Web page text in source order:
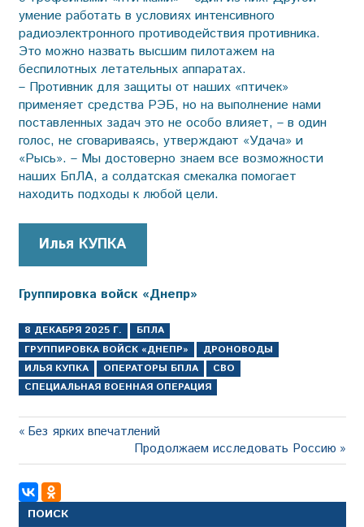
умение работать в условиях интенсивного
радиоэлектронного противодействия противника.
Это можно назвать высшим пилотажем на
беспилотных летательных аппаратах.
– Противник для защиты от наших «птичек»
применяет средства РЭБ, но на выполнение нами
поставленных задач это не особо влияет, – в один
голос, не сговариваясь, утверждают «Удача» и
«Рысь». – Мы достоверно знаем все возможности
наших БпЛА, а солдатская смекалка помогает
находить подходы к любой цели.
Илья КУПКА
Группировка войск «Днепр»
8 ДЕКАБРЯ 2025 Г.
БПЛА
ГРУППИРОВКА ВОЙСК «ДНЕПР»
ДРОНОВОДЫ
ИЛЬЯ КУПКА
ОПЕРАТОРЫ БПЛА
СВО
СПЕЦИАЛЬНАЯ ВОЕННАЯ ОПЕРАЦИЯ
Навигация
по
записям
Предыдущая
Без ярких впечатлений
Следующая
запись:
Продолжаем исследовать Россию
ПОИСК